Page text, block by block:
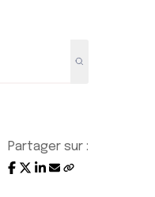
Partager sur :